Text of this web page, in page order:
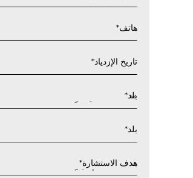
هاتف*
تاريخ الإزدياد*
شرطة
مائلة
شرطة
سنة
بلد*
بلد*
هدف الاستشارة*